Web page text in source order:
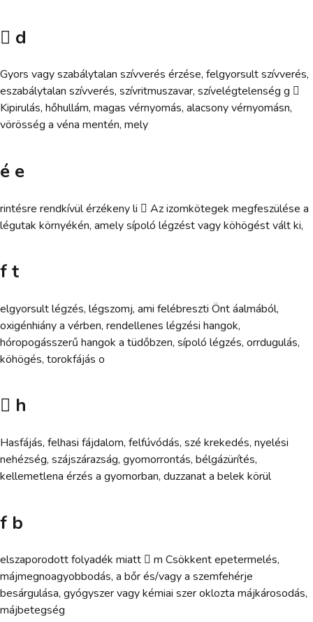
 d
Gyors vagy szabálytalan szívverés érzése, felgyorsult szívverés,
eszabálytalan szívverés, szívritmuszavar, szívelégtelenség g 
Kipirulás, hőhullám, magas vérnyomás, alacsony vérnyomásn,
vörösség a véna mentén, mely
é e
rintésre rendkívül érzékeny li  Az izomkötegek megfeszülése a
légutak környékén, amely sípoló légzést vagy köhögést vált ki,
f t
elgyorsult légzés, légszomj, ami felébreszti Önt áalmából,
oxigénhiány a vérben, rendellenes légzési hangok,
hóropogásszerű hangok a tüdőbzen, sípoló légzés, orrdugulás,
köhögés, torokfájás o
 h
Hasfájás, felhasi fájdalom, felfúvódás, szé krekedés, nyelési
nehézség, szájszárazság, gyomorrontás, bélgázürítés,
kellemetlena érzés a gyomorban, duzzanat a belek körül
f b
elszaporodott folyadék miatt  m Csökkent epetermelés,
májmegnoagyobbodás, a bőr és/vagy a szemfehérje
besárgulása, gyógyszer vagy kémiai szer oklozta májkárosodás,
májbetegség